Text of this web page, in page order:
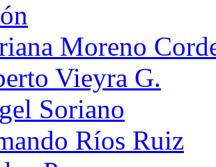
Moreno
Vieyra G.
Soriano
Ríos Ruiz